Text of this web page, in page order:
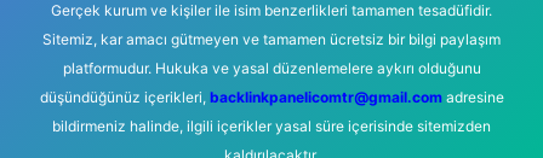
Gerçek kurum ve kişiler ile isim benzerlikleri tamamen tesadüfidir.
Sitemiz, kar amacı gütmeyen ve tamamen ücretsiz bir bilgi paylaşım
platformudur. Hukuka ve yasal düzenlemelere aykırı olduğunu
düşündüğünüz içerikleri, backlinkpanelicomtr@gmail.comadresine
bildirmeniz halinde, ilgili içerikler yasal süre içerisinde sitemizden